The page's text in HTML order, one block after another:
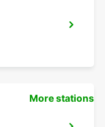
More stations